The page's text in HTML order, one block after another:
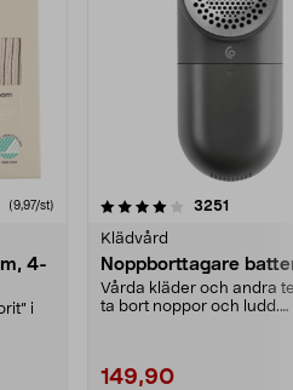
(9,97/st)
4-
i
3251
Klädvård
Noppborttagare
Vårda kläder och andra
ta bort noppor och ludd.
149,90
4.5av 5 stjärnor